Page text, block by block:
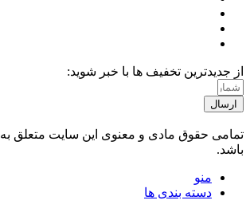
از جدیدترین تخفیف ها با خبر شوید:
ارسال
تمامی حقوق مادی و معنوی این سایت متعلق به
باشد.
منو
دسته بندی ها